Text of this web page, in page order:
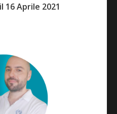
16 Aprile 2021